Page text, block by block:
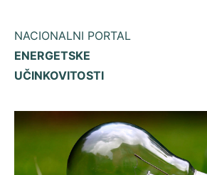
NACIONALNI PORTAL
ENERGETSKE
UČINKOVITOSTI